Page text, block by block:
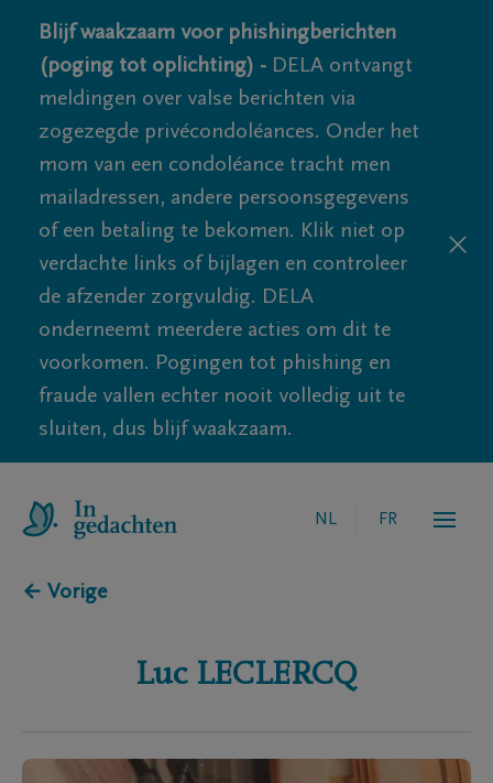
Blijf waakzaam voor phishingberichten
(poging tot oplichting) - DELA ontvangt
meldingen over valse berichten via
zogezegde privécondoléances. Onder het
mom van een condoléance tracht men
mailadressen, andere persoonsgegevens
of een betaling te bekomen. Klik niet op
verdachte links of bijlagen en controleer
de afzender zorgvuldig. DELA
onderneemt meerdere acties om dit te
voorkomen. Pogingen tot phishing en
fraude vallen echter nooit volledig uit te
sluiten, dus blijf waakzaam.
NL FR
← Vorige
Luc LECLERCQ